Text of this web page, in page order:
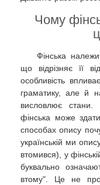
Чому
Фінська
що відрізняє її
особливість
граматику, але й
висловлює стани.
фінська може
способах опису
українській ми
втомився), у
буквально
втому". Це не